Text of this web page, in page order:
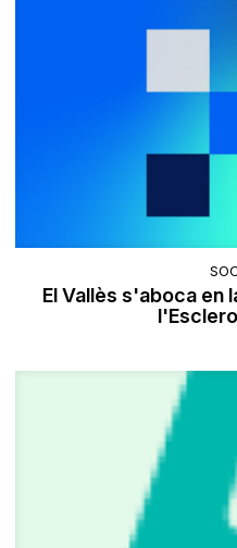
El Vallès s'aboca en